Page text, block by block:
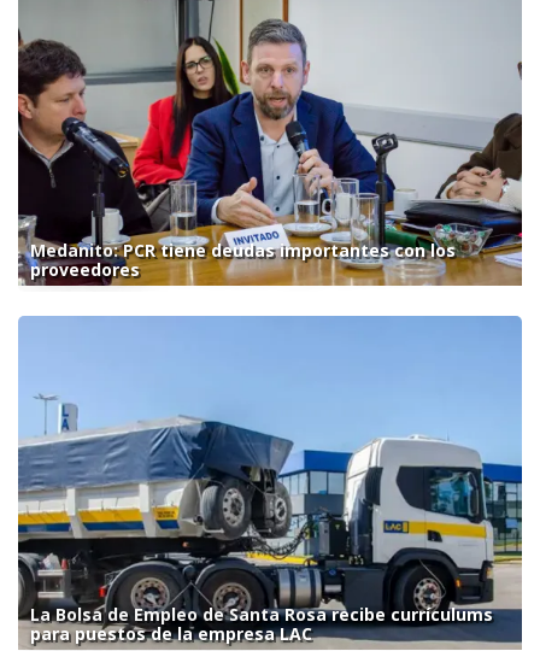
Medanito: PCR tiene deudas importantes con los
proveedores
La Bolsa de Empleo de Santa Rosa recibe currículums
para puestos de la empresa LAC